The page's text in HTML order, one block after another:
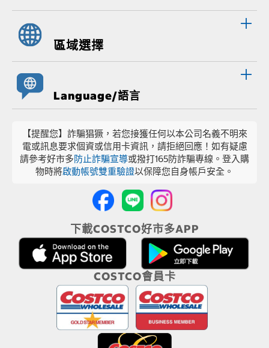
區域選擇
Language/語言
【提醒您】詐騙猖獗，若您接獲任何以本公司名義不明來
電或訊息要求個資或信用卡資訊，請拒絕回應！如有疑慮
請參考好市多防止詐騙宣導或撥打165防詐騙專線。登入購
物時將啟動帳號雙重驗證以保障您自身帳戶安全。
下載COSTCO好市多APP
COSTCO會員卡